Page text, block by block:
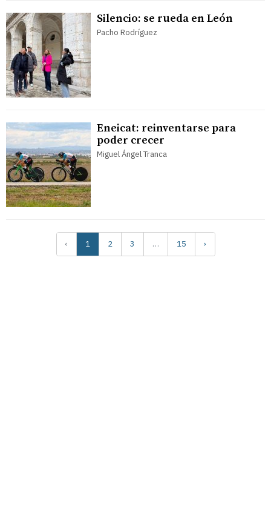
Silencio: se rueda en León
Pacho Rodríguez
Eneicat: reinventarse para
poder crecer
Miguel Ángel Tranca
‹ 1 2 3 … 15 ›